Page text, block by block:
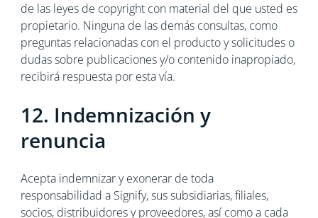
de las leyes de copyright con material del que usted es
propietario. Ninguna de las demás consultas, como
preguntas relacionadas con el producto y solicitudes o
dudas sobre publicaciones y/o contenido inapropiado,
recibirá respuesta por esta vía.
12. Indemnización y
renuncia
Acepta indemnizar y exonerar de toda
responsabilidad a Signify, sus subsidiarias, filiales,
socios, distribuidores y proveedores, así como a cada